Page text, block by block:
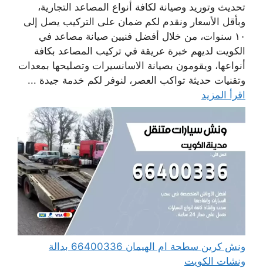
تحديث وتوريد وصيانة لكافة أنواع المصاعد التجارية،
وبأقل الأسعار ونقدم لكم ضمان على التركيب يصل إلى
١٠ سنوات، من خلال أفضل فنيين صيانة مصاعد في
الكويت لديهم خبرة عريقة في تركيب المصاعد بكافة
أنواعها، ويقومون بصيانة الاسانسيرات وتصليحها بمعدات
وتقنيات حديثة تواكب العصر، لنوفر لكم خدمة جيدة ...
اقرأ المزيد
ونش كرين سطحة ام الهيمان 66400336 بدالة
ونشات الكويت